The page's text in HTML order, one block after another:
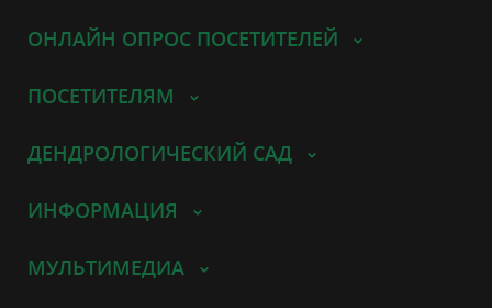
ОНЛАЙН ОПРОС ПОСЕТИТЕЛЕЙ
ПОСЕТИТЕЛЯМ
ДЕНДРОЛОГИЧЕСКИЙ САД
ИНФОРМАЦИЯ
МУЛЬТИМЕДИА